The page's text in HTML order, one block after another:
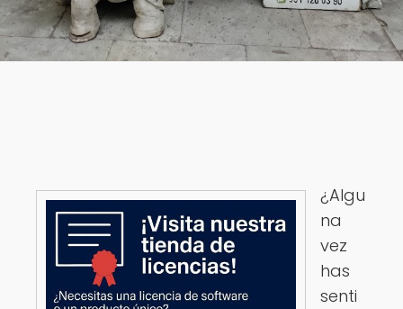
¿Algu
na
vez
has
senti